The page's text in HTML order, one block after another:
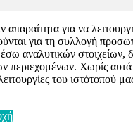
για να
για τη συλλογή
αναλυτικών στοιχείων,
περιεχομένων. Χωρίς
του ιστότοπού